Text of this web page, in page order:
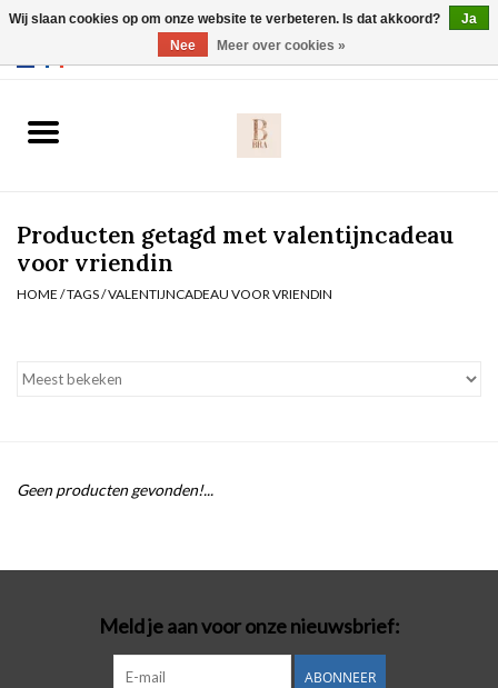
Slip
Body
Homewear
Producten getagd met valentijncadeau
voor vriendin
HOME /TAGS/VALENTIJNCADEAU VOOR VRIENDIN
Geen producten gevonden!...
Meld je aan voor onze nieuwsbrief:
ABONNEER
Wij slaan cookies op om onze website te verbeteren. Is dat akkoord?
Ja
Nee
Meer over cookies »
Webshop werkt met EU maten. .